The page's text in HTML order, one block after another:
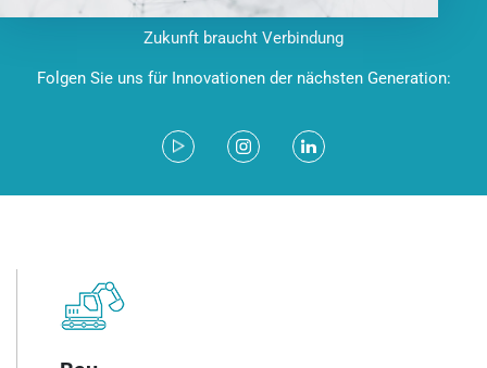
Zukunft braucht Verbindung
Folgen Sie uns für Innovationen der nächsten Generation: